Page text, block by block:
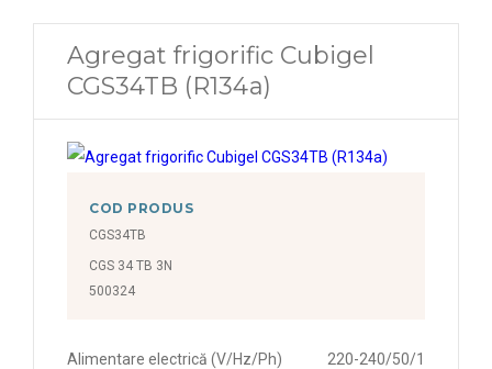
Agregat frigorific Cubigel
CGS34TB (R134a)
COD PRODUS
CGS34TB
CGS 34 TB 3N
500324
Alimentare electrică (V/Hz/Ph) 220-240/50/1